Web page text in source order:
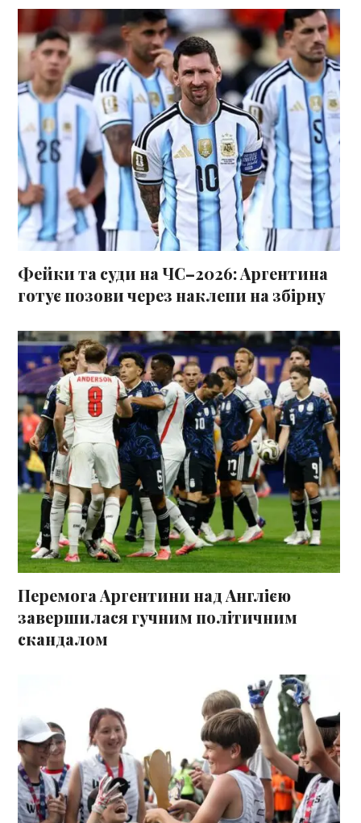
Фейки та суди на ЧС–2026: Аргентина
готує позови через наклепи на збірну
Перемога Аргентини над Англією
завершилася гучним політичним
скандалом